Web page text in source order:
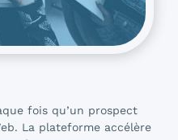
fois qu’un prospect
La plateforme accélère